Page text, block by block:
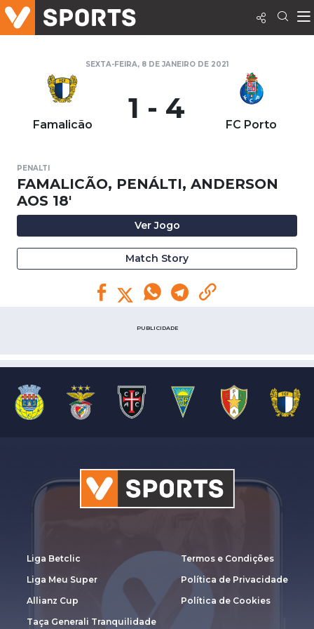
SEXTA-FEIRA, 8 DE JANEIRO DE 2021
Famalicão 1 - 4 FC Porto
PENALTI
FAMALICÃO, PENÁLTI, ANDERSON
AOS 18'
Ver Jogo
Match Story
PUBLICIDADE
Liga Betclic
Liga Meu Super
Allianz Cup
Taça Generali Tranquilidade
Termos e Condições
Política de Privacidade
Política de Cookies